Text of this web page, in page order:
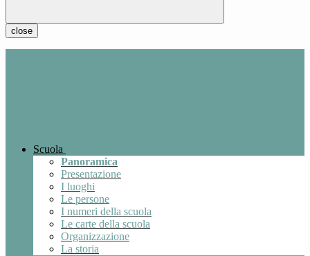
close
Scuola
Panoramica
Presentazione
I luoghi
Le persone
I numeri della scuola
Le carte della scuola
Organizzazione
La storia